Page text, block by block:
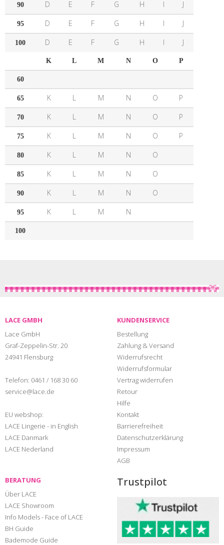
90 D E F G H I J
95 D E F G H I J
100 D E F G H I J
K L M N O P
60
65 K L M N O P
70 K L M N O P
75 K L M N O P
80 K L M N O
85 K L M N O
90 K L M N O
95 K L M N
100
LACE GMBH
Lace GmbH
Graf-Zeppelin-Str. 20
24941 Flensburg
Telefon: 0461 / 168 30 60
service@lace.de
EU webshop:
LACE Lingerie - in English
LACE Danmark
LACE Nederland
KUNDENSERVICE
Bestellung
Zahlung & Versand
Widerrufsrecht
Widerrufsformular
Vertrag widerrufen
Retour
Hilfe
Kontakt
Barrierefreiheit
Datenschutzerklärung
Impressum
AGB
BERATUNG
Über LACE
LACE Showroom
Info Models - Face of LACE
BH Guide
Bademode Guide
Trustpilot